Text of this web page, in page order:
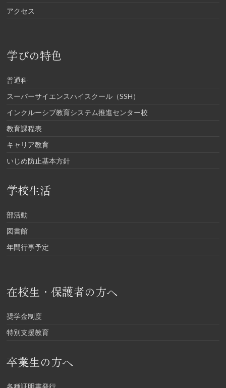
アクセス
学びの特色
普通科
スーパーサイエンスハイスクール（SSH）
インクルーシブ教育システム推進センター校
教育課程表
キャリア教育
いじめ防止基本方針
学校生活
部活動
図書館
年間行事予定
在校生・保護者の方へ
奨学金制度
特別支援教育
卒業生の方へ
各種証明書発行